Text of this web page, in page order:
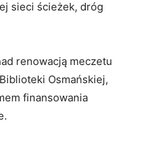
sieci ścieżek, dróg
renowacją meczetu
Osmańskiej,
finansowania